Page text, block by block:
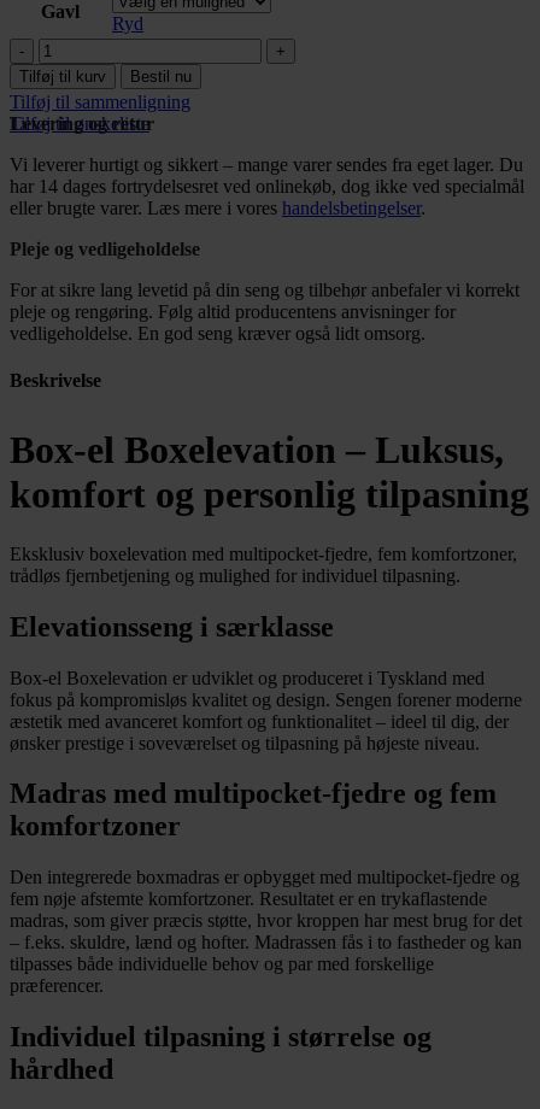
Gavl
Ryd
Boxelevation
Box-
EL
Elegance
antal
Tilføj til kurv Bestil nu
Tilføj til sammenligning
Tilføj til ønskeliste
Levering og retur
Vi leverer hurtigt og sikkert – mange varer sendes fra eget lager. Du
har 14 dages fortrydelsesret ved onlinekøb, dog ikke ved specialmål
eller brugte varer. Læs mere i vores handelsbetingelser.
Pleje og vedligeholdelse
For at sikre lang levetid på din seng og tilbehør anbefaler vi korrekt
pleje og rengøring. Følg altid producentens anvisninger for
vedligeholdelse. En god seng kræver også lidt omsorg.
Beskrivelse
Box-el Boxelevation – Luksus,
komfort og personlig tilpasning
Eksklusiv boxelevation med multipocket-fjedre, fem komfortzoner,
trådløs fjernbetjening og mulighed for individuel tilpasning.
Elevationsseng i særklasse
Box-el Boxelevation er udviklet og produceret i Tyskland med
fokus på kompromisløs kvalitet og design. Sengen forener moderne
æstetik med avanceret komfort og funktionalitet – ideel til dig, der
ønsker prestige i soveværelset og tilpasning på højeste niveau.
Madras med multipocket-fjedre og fem
komfortzoner
Den integrerede boxmadras er opbygget med multipocket-fjedre og
fem nøje afstemte komfortzoner. Resultatet er en trykaflastende
madras, som giver præcis støtte, hvor kroppen har mest brug for det
– f.eks. skuldre, lænd og hofter. Madrassen fås i to fastheder og kan
tilpasses både individuelle behov og par med forskellige
præferencer.
Individuel tilpasning i størrelse og
hårdhed